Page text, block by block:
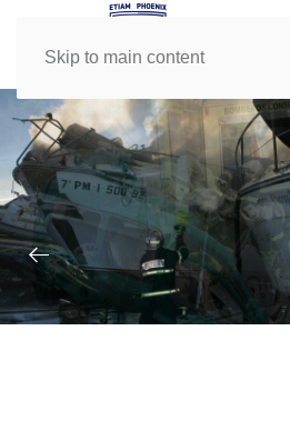
Skip to main content